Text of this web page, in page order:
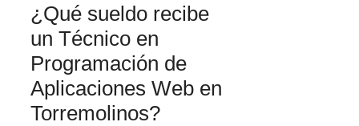
¿Qué sueldo recibe
un Técnico en
Programación de
Aplicaciones Web en
Torremolinos?